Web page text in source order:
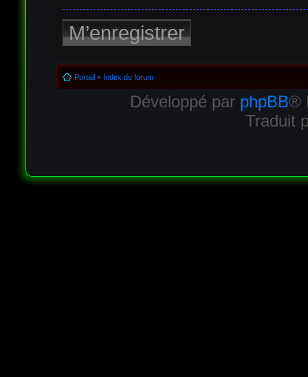
M’enregistrer
Portail» Index du forum
Développé par phpBB®
Traduit